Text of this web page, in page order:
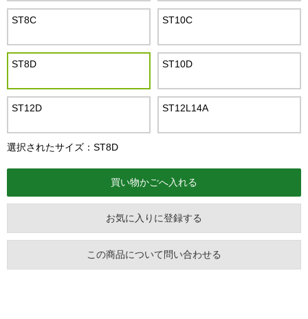
ST8C ST10C
ST8D ST10D
ST12D ST12L14A
選択されたサイズ：ST8D
お気に入りに登録する
この商品について問い合わせる